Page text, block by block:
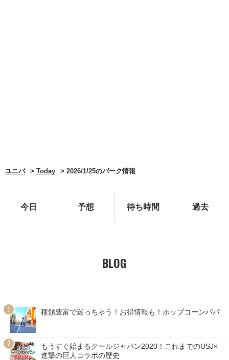
ユニバ Today 2026/1/25のパーク情報
今日 予想 待ち時間 過去
BLOG
種類豊富で迷っちゃう！お得情報も！ポップコーンパパ
もうすぐ始まるクールジャパン2020！これまでのUSJ×
進撃の巨人コラボの歴史